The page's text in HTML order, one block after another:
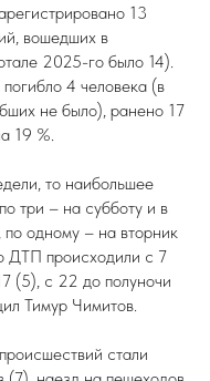
13
вошедших в
2025-го было 14).
4 человека (в
не было), ранено 17
19 %.
то наибольшее
три – на субботу и в
одному – на вторник
ДТП происходили с 7
(5), с 22 до полуночи
Тимур Чимитов.
стали